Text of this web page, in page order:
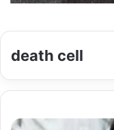
death cell